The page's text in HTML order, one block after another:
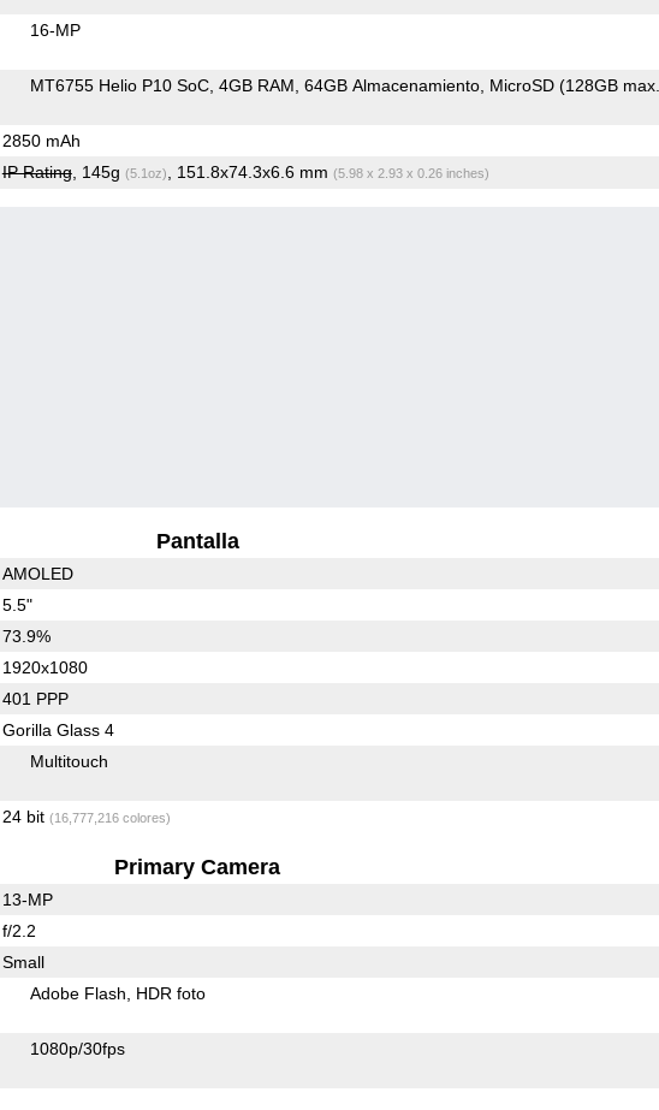
16-MP
MT6755 Helio P10 SoC 4GB RAM 64GB Almacenamiento MicroSD (128GB
2850 mAh
IP Rating, 145g (5.1oz) , 151.8x74.3x6.6 mm (5.98 x 2.93 x 0.26 inches)
Pantalla
AMOLED
5.5"
73.9%
1920x1080
401 PPP
Gorilla Glass 4
Multitouch
24 bit (16,777,216 colores)
Primary Camera
13-MP
f/2.2
Small
Adobe Flash HDR foto
1080p/30fps